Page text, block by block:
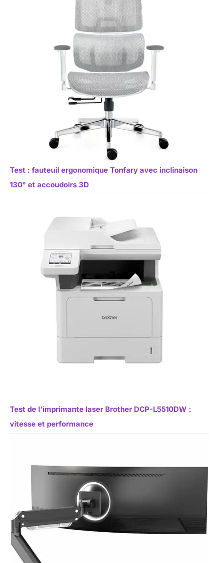
Test : fauteuil ergonomique Tonfary avec inclinaison
130° et accoudoirs 3D
Test de l’imprimante laser Brother DCP-L5510DW :
vitesse et performance